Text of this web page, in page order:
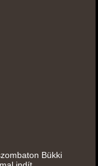
Bükki